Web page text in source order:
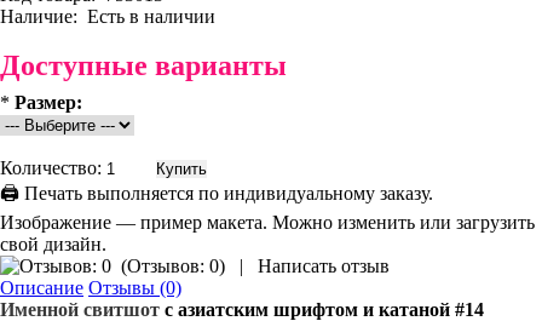
Наличие: Есть в наличии
Доступные варианты
* Размер:
Количество:
🖨 Печать выполняется по индивидуальному заказу.
Изображение — пример макета. Можно изменить или загрузить
свой дизайн.
(Отзывов: 0) |
Написать отзыв
Описание Отзывы (0)
Именной свитшот с азиатским шрифтом и катаной #14